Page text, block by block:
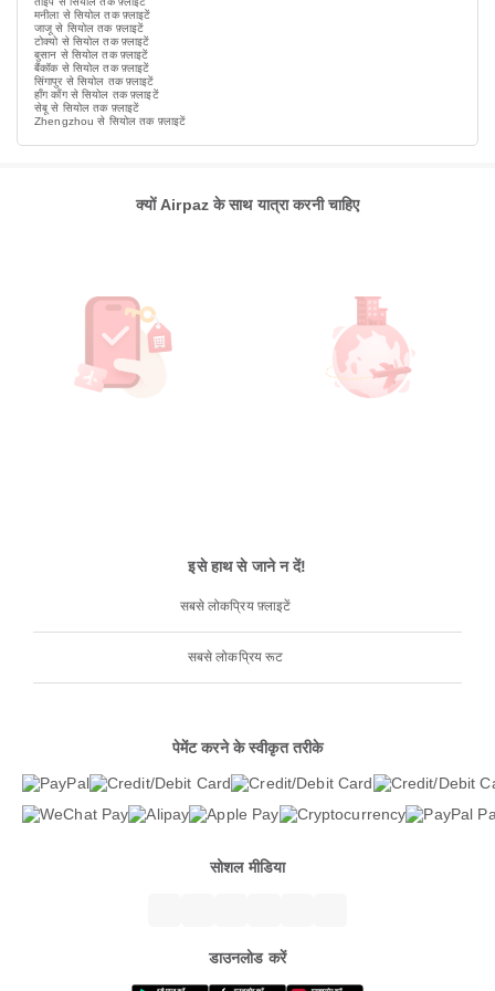
मनीला से सियोल तक फ़्लाइटें
जाजू से सियोल तक फ़्लाइटें
टोक्यो से सियोल तक फ़्लाइटें
बुसान से सियोल तक फ़्लाइटें
बैंकॉक से सियोल तक फ़्लाइटें
सिंगापुर से सियोल तक फ़्लाइटें
हाँग काँग से सियोल तक फ़्लाइटें
सेबू से सियोल तक फ़्लाइटें
Zhengzhou से सियोल तक फ़्लाइटें
क्यों Airpaz के साथ यात्रा करनी चाहिए
इसे हाथ से जाने न दें!
सबसे लोकप्रिय फ़्लाइटें
सबसे लोकप्रिय रूट
पेमेंट करने के स्वीकृत तरीके
सोशल मीडिया
डाउनलोड करें